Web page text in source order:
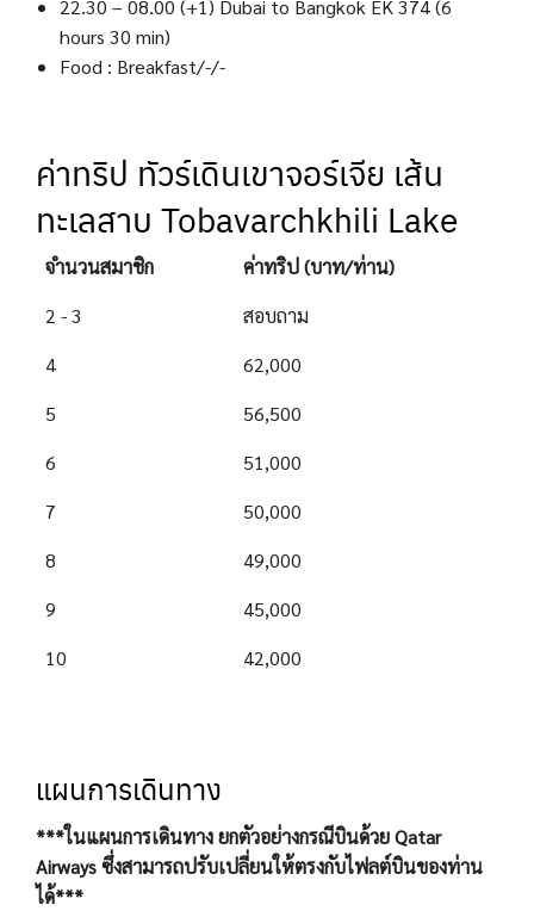
22.30 – 08.00 (+1) Dubai to Bangkok EK 374 (6
hours 30 min)
Food : Breakfast/-/-
ค่าทริป ทัวร์เดินเขาจอร์เจีย เส้น
ทะเลสาบ Tobavarchkhili Lake
จำนวนสมาชิก
ค่าทริป (บาท/ท่าน)
2 - 3
สอบถาม
4
62,000
5
56,500
6
51,000
7
50,000
8
49,000
9
45,000
10
42,000
แผนการเดินทาง
***ในแผนการเดินทาง ยกตัวอย่างกรณีบินด้วย Qatar
Airways ซึ่งสามารถปรับเปลี่ยนให้ตรงกับไฟลต์บินของท่าน
ได้***